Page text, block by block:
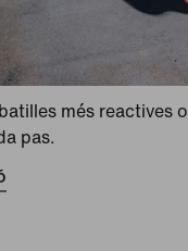
més reactives
pas.